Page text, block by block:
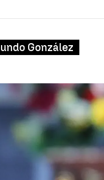
González